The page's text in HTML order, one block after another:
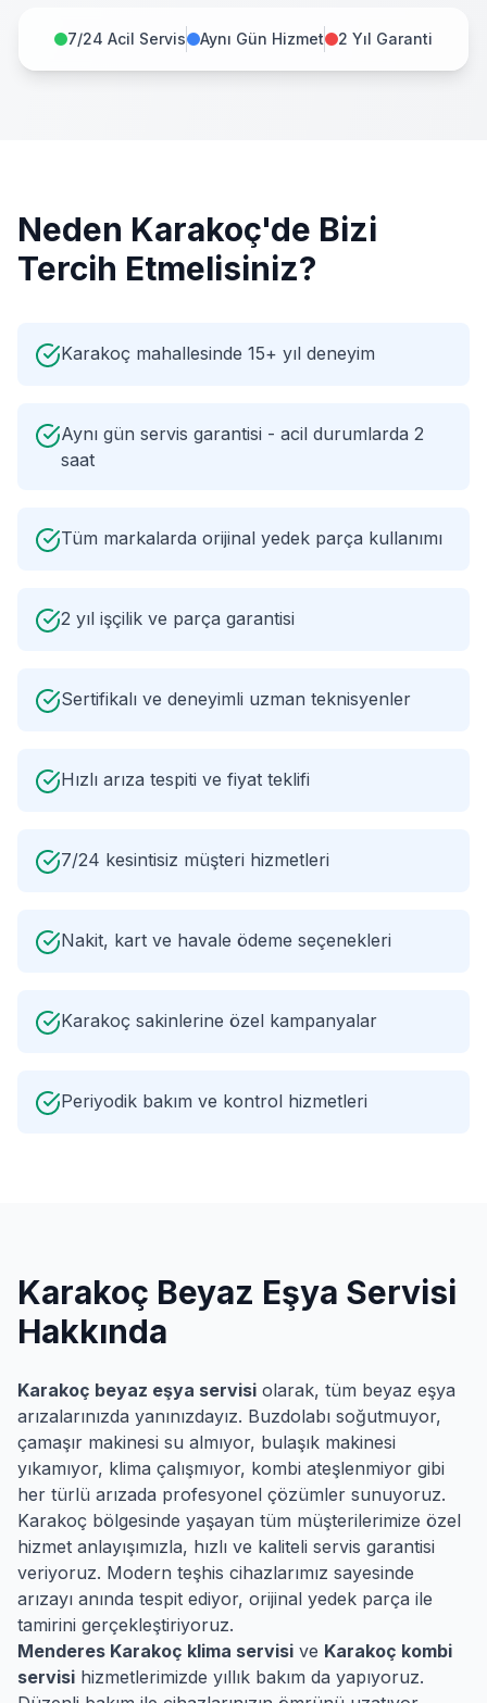
7/24 Acil Servis Aynı Gün Hizmet 2 Yıl Garanti
Neden Karakoç'de Bizi
Tercih Etmelisiniz?
Karakoç mahallesinde 15+ yıl deneyim
Aynı gün servis garantisi - acil durumlarda 2
saat
Tüm markalarda orijinal yedek parça kullanımı
2 yıl işçilik ve parça garantisi
Sertifikalı ve deneyimli uzman teknisyenler
Hızlı arıza tespiti ve fiyat teklifi
7/24 kesintisiz müşteri hizmetleri
Nakit, kart ve havale ödeme seçenekleri
Karakoç sakinlerine özel kampanyalar
Periyodik bakım ve kontrol hizmetleri
Karakoç Beyaz Eşya Servisi
Hakkında
Karakoç beyaz eşya servisi olarak, tüm beyaz eşya
arızalarınızda yanınızdayız. Buzdolabı soğutmuyor,
çamaşır makinesi su almıyor, bulaşık makinesi
yıkamıyor, klima çalışmıyor, kombi ateşlenmiyor gibi
her türlü arızada profesyonel çözümler sunuyoruz.
Karakoç bölgesinde yaşayan tüm müşterilerimize özel
hizmet anlayışımızla, hızlı ve kaliteli servis garantisi
veriyoruz. Modern teşhis cihazlarımız sayesinde
arızayı anında tespit ediyor, orijinal yedek parça ile
tamirini gerçekleştiriyoruz.
Menderes Karakoç klima servisi ve Karakoç kombi
servisi hizmetlerimizde yıllık bakım da yapıyoruz.